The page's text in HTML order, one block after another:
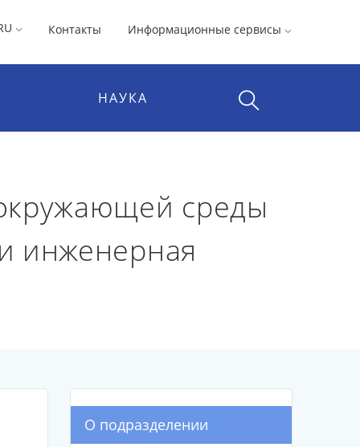
Контакты Информационные сервисы
НАУКА
среды
инженерная
О подразделении